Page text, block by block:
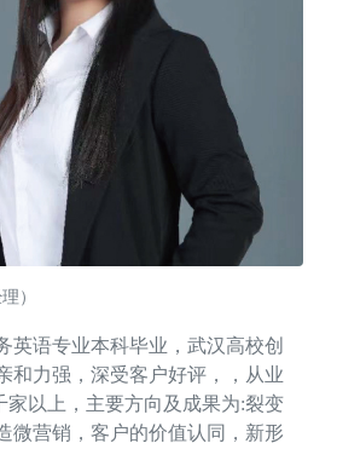
）
英语专业本科毕业，武汉高校创
和力强，深受客户好评，，从业
家以上，主要方向及成果为:裂变
微营销，客户的价值认同，新形